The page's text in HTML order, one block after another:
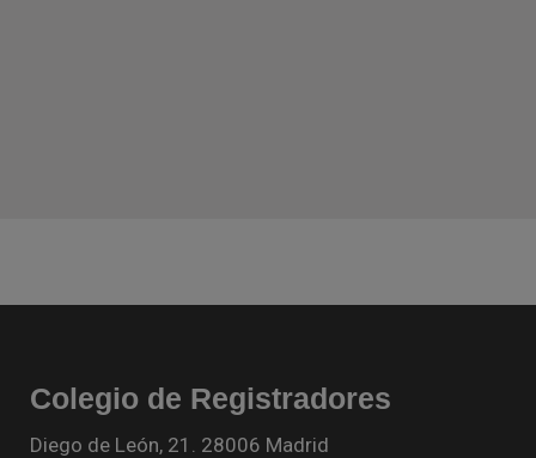
Colegio de Registradores
Diego de León, 21. 28006 Madrid